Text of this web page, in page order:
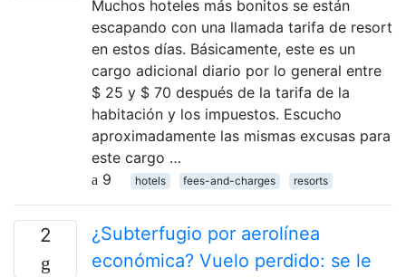
Muchos hoteles más bonitos se están
escapando con una llamada tarifa de resort
en estos días. Básicamente, este es un
cargo adicional diario por lo general entre
$ 25 y $ 70 después de la tarifa de la
habitación y los impuestos. Escucho
aproximadamente las mismas excusas para
este cargo …
9
hotels fees-and-charges resorts
2
¿Subterfugio por aerolínea
económica? Vuelo perdido: se le